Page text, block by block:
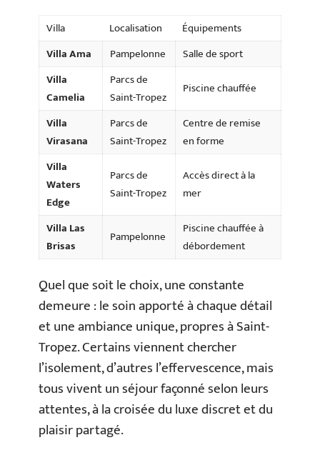
Villa Localisation
Équipements
Villa Ama
Pampelonne
Salle de sport
Villa
Camelia
Parcs de
Saint-Tropez
Piscine chauffée
Villa
Virasana
Parcs de
Saint-Tropez
Centre de remise
en forme
Villa
Waters
Edge
Parcs de
Saint-Tropez
Accès direct à la
mer
Villa Las
Brisas
Pampelonne
Piscine chauffée à
débordement
Quel que soit le choix, une constante
demeure : le soin apporté à chaque détail
et une ambiance unique, propres à Saint-
Tropez. Certains viennent chercher
l’isolement, d’autres l’effervescence, mais
tous vivent un séjour façonné selon leurs
attentes, à la croisée du luxe discret et du
plaisir partagé.